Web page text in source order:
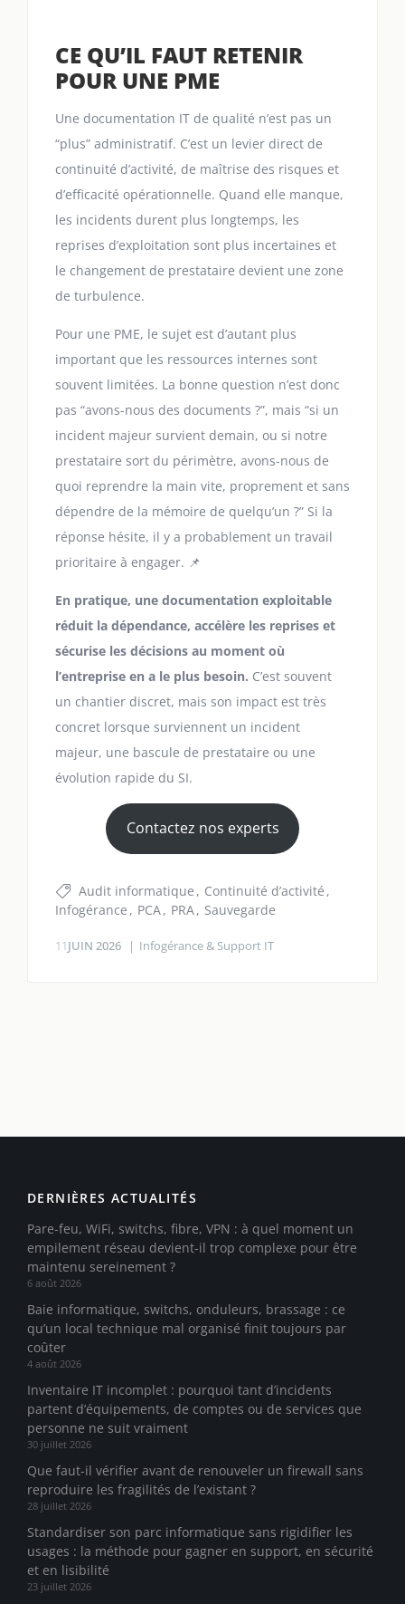
CE QU’IL FAUT RETENIR
POUR UNE PME
Une documentation IT de qualité n’est pas un
“plus” administratif. C’est un levier direct de
continuité d’activité, de maîtrise des risques et
d’efficacité opérationnelle. Quand elle manque,
les incidents durent plus longtemps, les
reprises d’exploitation sont plus incertaines et
le changement de prestataire devient une zone
de turbulence.
Pour une PME, le sujet est d’autant plus
important que les ressources internes sont
souvent limitées. La bonne question n’est donc
pas “avons-nous des documents ?”, mais “si un
incident majeur survient demain, ou si notre
prestataire sort du périmètre, avons-nous de
quoi reprendre la main vite, proprement et sans
dépendre de la mémoire de quelqu’un ?” Si la
réponse hésite, il y a probablement un travail
prioritaire à engager. 📌
En pratique, une documentation exploitable
réduit la dépendance, accélère les reprises et
sécurise les décisions au moment où
l’entreprise en a le plus besoin. C’est souvent
un chantier discret, mais son impact est très
concret lorsque surviennent un incident
majeur, une bascule de prestataire ou une
évolution rapide du SI.
Contactez nos experts
Audit informatique
Continuité d’activité
Infogérance
PCA PRA Sauvegarde
11JUIN 2026 Infogérance & Support IT
DERNIÈRES ACTUALITÉS
Pare-feu, WiFi, switchs, fibre, VPN : à quel moment un
empilement réseau devient-il trop complexe pour être
maintenu sereinement ?
6 août 2026
Baie informatique, switchs, onduleurs, brassage : ce
qu’un local technique mal organisé finit toujours par
coûter
4 août 2026
Inventaire IT incomplet : pourquoi tant d’incidents
partent d’équipements, de comptes ou de services que
personne ne suit vraiment
30 juillet 2026
Que faut-il vérifier avant de renouveler un firewall sans
reproduire les fragilités de l’existant ?
28 juillet 2026
Standardiser son parc informatique sans rigidifier les
usages : la méthode pour gagner en support, en sécurité
et en lisibilité
23 juillet 2026